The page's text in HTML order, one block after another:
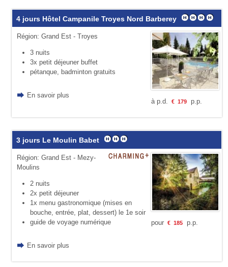
4 jours Hôtel Campanile Troyes Nord Barberey
Région: Grand Est - Troyes
3 nuits
3x petit déjeuner buffet
pétanque, badminton gratuits
En savoir plus
à p.d.
€ 179p.p.
3 jours Le Moulin Babet
Région: Grand Est - Mezy-
Moulins
2 nuits
2x petit déjeuner
1x menu gastronomique (mises en
bouche, entrée, plat, dessert) le 1e soir
guide de voyage numérique
En savoir plus
pour € 185p.p.